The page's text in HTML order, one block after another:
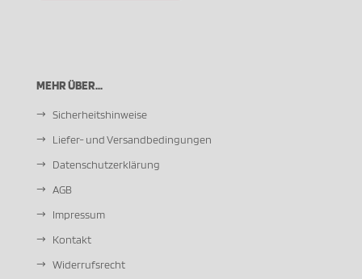
MEHR ÜBER...
Sicherheitshinweise
Liefer- und Versandbedingungen
Datenschutzerklärung
AGB
Impressum
Kontakt
Widerrufsrecht